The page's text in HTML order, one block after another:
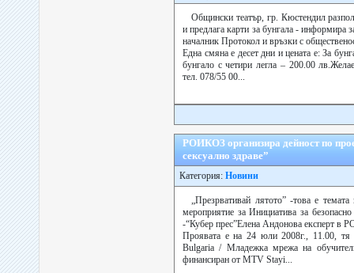
Общински театър, гр. Кюстендил
и предлага карти за бунгала - информира
началник Протокол и връзки с
Една смяна е десет дни и цената е: За
бунгало с четири легла – 200.00
тел. 078/55 00...
РОИКОЗ организира дейност по
сексуално здраве”
Категория: Новини
„Презрвативай лятото” -това е
мероприятие за Инициатива за
-“Кубер прес”Елена Андонова експерт в
Проявата е на 24 юли 2008г., 11.00, тя
Bulgaria / Младежка мрежа на
финансиран от MTV Stayi...